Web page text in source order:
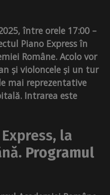
între orele 17:00 –
Piano Express în
Române. Acolo vor
și violoncele și un tur
mai reprezentative
Intrarea este
la
Programul